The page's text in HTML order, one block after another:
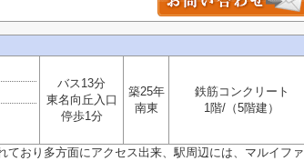
バス13分
東名向丘入口
停歩1分
築25年
南東
鉄筋コンクリート
1階/（5階建）
おり多方面にアクセス出来、駅周辺には、マルイファ